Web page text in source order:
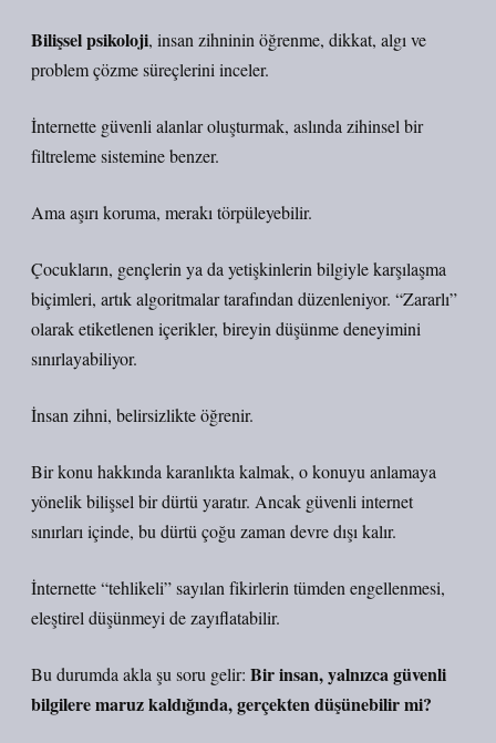
Bilişsel psikoloji, insan zihninin öğrenme, dikkat, algı ve
problem çözme süreçlerini inceler.
İnternette güvenli alanlar oluşturmak, aslında zihinsel bir
filtreleme sistemine benzer.
Ama aşırı koruma, merakı törpüleyebilir.
Çocukların, gençlerin ya da yetişkinlerin bilgiyle karşılaşma
biçimleri, artık algoritmalar tarafından düzenleniyor. “Zararlı”
olarak etiketlenen içerikler, bireyin düşünme deneyimini
sınırlayabiliyor.
İnsan zihni, belirsizlikte öğrenir.
Bir konu hakkında karanlıkta kalmak, o konuyu anlamaya
yönelik bilişsel bir dürtü yaratır. Ancak güvenli internet
sınırları içinde, bu dürtü çoğu zaman devre dışı kalır.
İnternette “tehlikeli” sayılan fikirlerin tümden engellenmesi,
eleştirel düşünmeyi de zayıflatabilir.
Bu durumda akla şu soru gelir: Bir insan, yalnızca güvenli
bilgilere maruz kaldığında, gerçekten düşünebilir mi?